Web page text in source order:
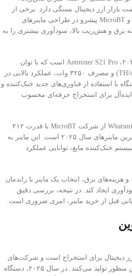
بازار ارز دیجیتال بستگی دارد. برخی از
شرکت‌های بزرگ مانند Bitmain و MicroBT پیشرو در طراحی ماینرهای
برق و هش‌ریت بالا، سودآوری بیشتری را به
یکی از بهترین ماینرهای سال ۲۰۲۵، Antminer S21 Pro است که با توان
پردازشی ۱۱۰ تراهش بر ثانیه (TH/s) و مصرف ۳۲۵۰ وات، عملکرد بالایی در
با استفاده از فناوری‌های جدید خنک‌کننده و
برای استخراج حرفه‌ای محسوب
علاوه بر این، دستگاه Whatsminer M56S از شرکت MicroBT با قدرت ۲۱۲
تراهش بر ثانیه نیز یکی از قوی‌ترین ماینرهای سال ۲۰۲۵ است. این ماینر به
خنک‌کننده مایع، توانایی عملکرد
برق، انتخاب یک ماینر با راندمان
ایجاد کند. در نتیجه، بررسی دقیق
قبل از خرید ماینر، امری ضروری است.
دیجیتال برای استخراج است و شرکت‌های
می‌کنند. در سال ۲۰۲۵، دستگاه